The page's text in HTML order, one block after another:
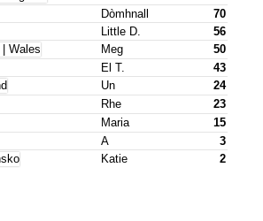
Dòmhnall
70
Little D.
56
Meg
50
El T.
43
Un
24
Rhe
23
Maria
15
A
3
Katie 2